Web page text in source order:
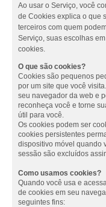
Ao usar o Serviço, você
de Cookies explica o que
terceiros com quem
Serviço, suas escolhas
cookies.
O que são cookies?
Cookies são pequenos
por um site que você
seu navegador da web e
reconheça você e torne
útil para você.
Os cookies podem ser
cookies persistentes
dispositivo móvel quando
sessão são excluídos
Como usamos cookies?
Quando você usa e
de cookies em seu
seguintes fins: